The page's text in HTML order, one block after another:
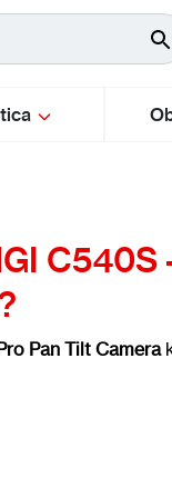
Pan Tilt Camera